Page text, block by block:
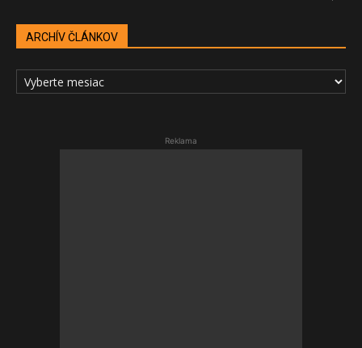
ARCHÍV ČLÁNKOV
ARCHÍV
ČLÁNKOV
Reklama